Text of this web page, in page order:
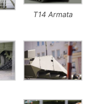
T14 Armata